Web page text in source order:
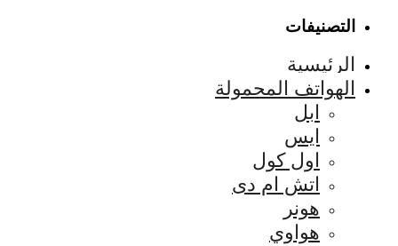
التصنيفات
الرئيسية
الهواتف المحمولة
ابل
ايس
اول كول
اتش ام دى
هونر
هواوي